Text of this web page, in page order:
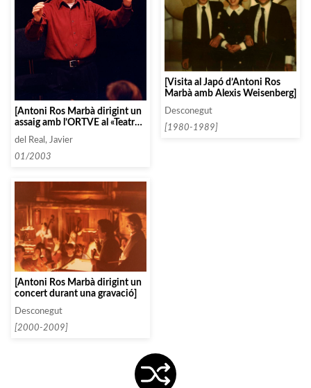
[Antoni Ros Marbà dirigint un
assaig amb l’ORTVE al «Teatro
Monumental»]
del Real, Javier
01/2003
[Visita al Japó d’Antoni Ros
Marbà amb Alexis Weisenberg]
Desconegut
[1980-1989]
[Antoni Ros Marbà dirigint un
concert durant una gravació]
Desconegut
[2000-2009]